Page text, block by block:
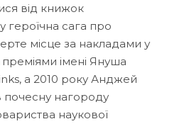
від книжок
сага про
місце за накладами у
імені Януша
а 2010 року Анджей
нагороду
наукової